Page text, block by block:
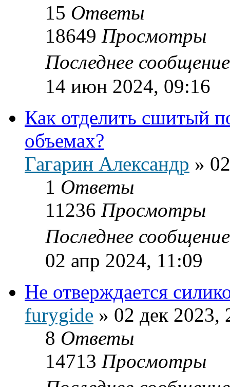
15 Ответы
18649 Просмотры
Последнее
14 июн 2024, 09:16
Как отделить сшитый
объемах?
Гагарин Александр »
1 Ответы
11236 Просмотры
Последнее
02 апр 2024, 11:09
Не отверждается
furygide » 02 дек 2023,
8 Ответы
14713 Просмотры